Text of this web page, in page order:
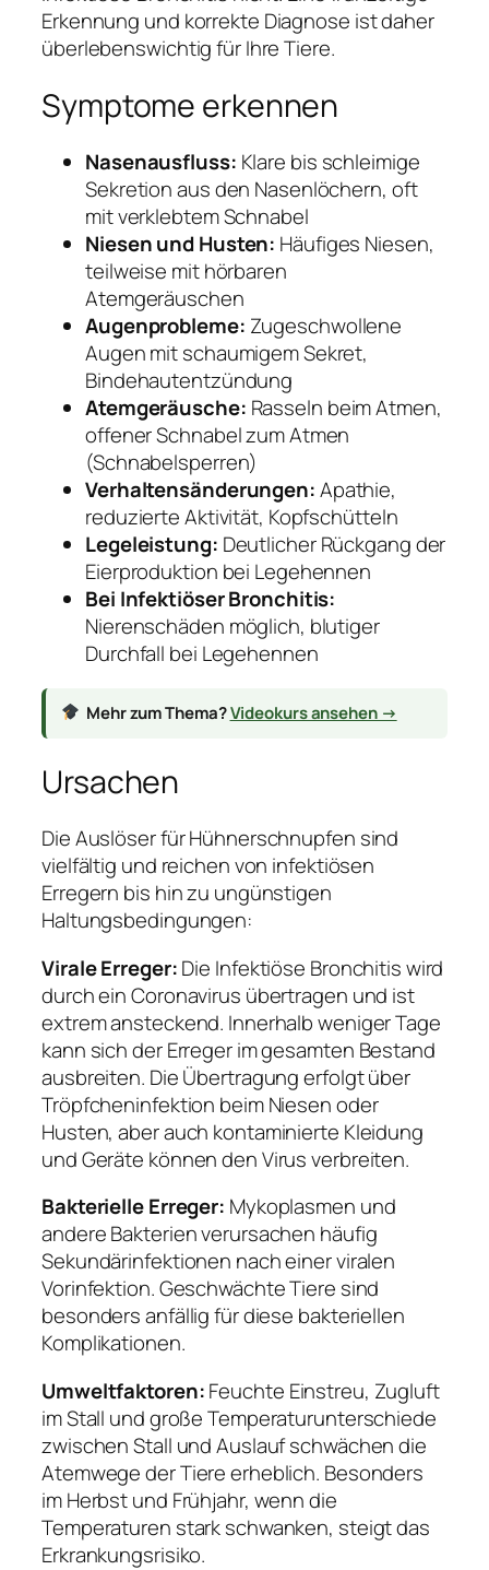
Erkennung und korrekte Diagnose ist daher
überlebenswichtig für Ihre Tiere.
Symptome erkennen
Nasenausfluss: Klare bis schleimige
Sekretion aus den Nasenlöchern, oft
mit verklebtem Schnabel
Niesen und Husten: Häufiges Niesen,
teilweise mit hörbaren
Atemgeräuschen
Augenprobleme: Zugeschwollene
Augen mit schaumigem Sekret,
Bindehautentzündung
Atemgeräusche: Rasseln beim Atmen,
offener Schnabel zum Atmen
(Schnabelsperren)
Verhaltensänderungen:Apathie,
reduzierte Aktivität, Kopfschütteln
Legeleistung: Deutlicher Rückgang der
Eierproduktion bei Legehennen
Bei Infektiöser Bronchitis:
Nierenschäden möglich, blutiger
Durchfall bei Legehennen
Mehr zum Thema?Videokurs ansehen →
Ursachen
Die Auslöser für Hühnerschnupfen sind
vielfältig und reichen von infektiösen
Erregern bis hin zu ungünstigen
Haltungsbedingungen:
Virale Erreger:Die Infektiöse Bronchitis wird
durch ein Coronavirus übertragen und ist
extrem ansteckend. Innerhalb weniger Tage
kann sich der Erreger im gesamten Bestand
ausbreiten. Die Übertragung erfolgt über
Tröpfcheninfektion beim Niesen oder
Husten, aber auch kontaminierte Kleidung
und Geräte können den Virus verbreiten.
Bakterielle Erreger: Mykoplasmen und
andere Bakterien verursachen häufig
Sekundärinfektionen nach einer viralen
Vorinfektion. Geschwächte Tiere sind
besonders anfällig für diese bakteriellen
Komplikationen.
Umweltfaktoren:Feuchte Einstreu, Zugluft
im Stall und große Temperaturunterschiede
zwischen Stall und Auslauf schwächen die
Atemwege der Tiere erheblich. Besonders
im Herbst und Frühjahr, wenn die
Temperaturen stark schwanken, steigt das
Erkrankungsrisiko.